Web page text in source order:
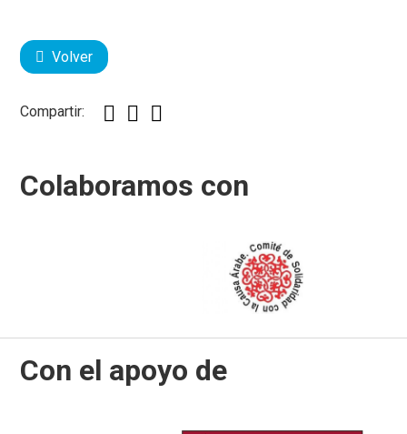
Volver
Compartir:
Colaboramos con
Con el apoyo de